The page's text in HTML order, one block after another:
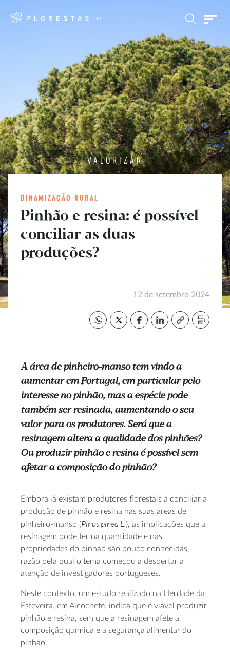
VALORIZAR
DINAMIZAÇÃO RURAL
Pinhão e resina: é possível
conciliar as duas
produções?
12 de setembro 2024
A área de pinheiro-manso tem vindo a
aumentar em Portugal, em particular pelo
interesse no pinhão, mas a espécie pode
também ser resinada, aumentando o seu
valor para os produtores. Será que a
resinagem altera a qualidade dos pinhões?
Ou produzir pinhão e resina é possível sem
afetar a composição do pinhão?
Embora já existam produtores florestais a conciliar a
produção de pinhão e resina nas suas áreas de
pinheiro-manso (Pinus pinea L.), as implicações que a
resinagem pode ter na quantidade e nas
propriedades do pinhão são pouco conhecidas,
razão pela qual o tema começou a despertar a
atenção de investigadores portugueses.
Neste contexto, um estudo realizado na Herdade da
Esteveira, em Alcochete, indica que é viável produzir
pinhão e resina, sem que a resinagem afete a
composição química e a segurança alimentar do
pinhão.